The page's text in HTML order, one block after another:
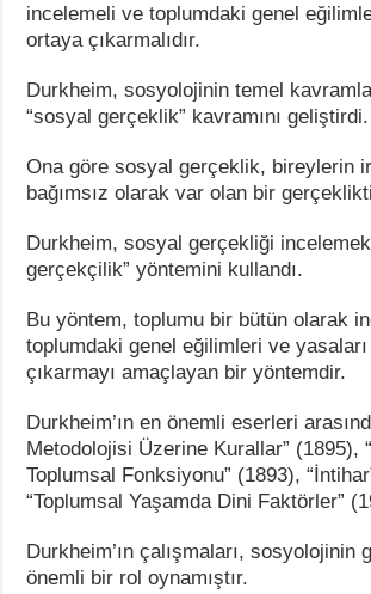
incelemeli ve toplumdaki genel
ortaya çıkarmalıdır.
Durkheim, sosyolojinin temel
“sosyal gerçeklik” kavramını geliştirdi.
Ona göre sosyal gerçeklik, bireylerin
bağımsız olarak var olan bir
Durkheim, sosyal gerçekliği
gerçekçilik” yöntemini kullandı.
Bu yöntem, toplumu bir bütün olarak
toplumdaki genel eğilimleri ve
çıkarmayı amaçlayan bir yöntemdir.
Durkheim’ın en önemli eserleri
Metodolojisi Üzerine Kurallar” (1895),
Toplumsal Fonksiyonu” (1893),
“Toplumsal Yaşamda Dini Faktörler”
Durkheim’ın çalışmaları, sosyolojinin
önemli bir rol oynamıştır.